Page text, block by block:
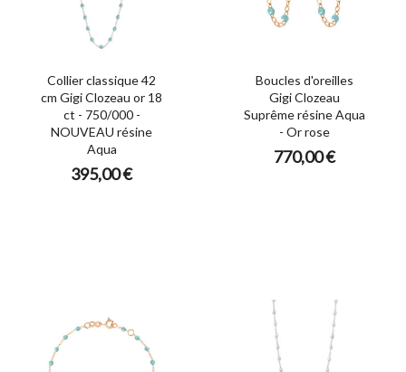
Collier classique 42
cm Gigi Clozeau or 18
ct - 750/000 -
NOUVEAU résine
Aqua
395,00 €
Boucles d'oreilles
Gigi Clozeau
Suprême résine Aqua
- Or rose
770,00 €